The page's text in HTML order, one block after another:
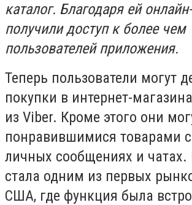
каталог. Благодаря ей
получили доступ к более
пользователей приложения.
Теперь пользователи могут
покупки в интернет-
из Viber. Кроме этого они
понравившимися товарами
личных сообщениях и чатах.
стала одним из первых
США, где функция была